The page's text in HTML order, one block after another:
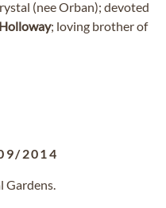
(nee Orban); devoted
Holloway; loving brother of
2014
Gardens.